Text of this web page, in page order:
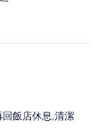
飯店休息,清潔